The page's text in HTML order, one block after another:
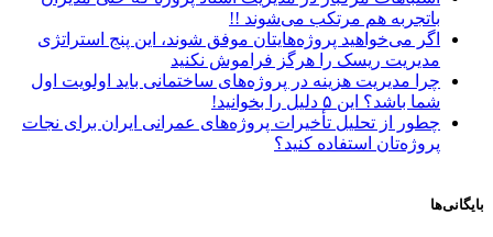
باتجربه هم مرتکب می‌شوند !!
اگر می‌خواهید پروژه‌هایتان موفق شوند، این پنج استراتژی
مدیریت ریسک را هرگز فراموش نکنید
چرا مدیریت هزینه در پروژه‌های ساختمانی باید اولویت اول
شما باشد؟ این ۵ دلیل را بخوانید!
چطور از تحلیل تأخیرات پروژه‌های عمرانی ایران برای نجات
پروژه‌تان استفاده کنید؟
بایگانی‌ها